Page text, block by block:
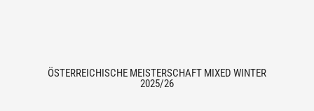
ÖSTERREICHISCHE MEISTERSCHAFT MIXED WINTER
2025/26